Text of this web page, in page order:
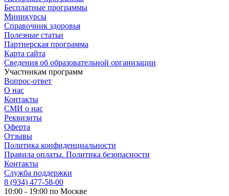
Бесплатные программы
Миникурсы
Справочник здоровья
Полезные статьи
Партнерская программа
Карта сайта
Сведения об образовательной организации
Участникам программ
Вопрос-ответ
О нас
Контакты
СМИ о нас
Реквизиты
Оферта
Отзывы
Политика конфиденциальности
Правила оплаты. Политика безопасности
Контакты
Служба поддержки
8 (934) 477-58-00
10:00 - 19:00 по Москве